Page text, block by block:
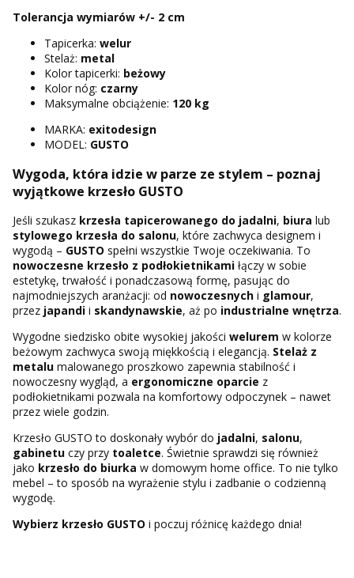
Tolerancja wymiarów +/- 2 cm
Tapicerka: welur
Stelaż: metal
Kolor tapicerki: beżowy
Kolor nóg: czarny
Maksymalne obciążenie: 120 kg
MARKA: exitodesign
MODEL: GUSTO
Wygoda, która idzie w parze ze stylem – poznaj
wyjątkowe krzesło GUSTO
Jeśli szukasz krzesła tapicerowanego do jadalni, biura lub
stylowego krzesła do salonu, które zachwyca designem i
wygodą – GUSTO spełni wszystkie Twoje oczekiwania. To
nowoczesne krzesło z podłokietnikami łączy w sobie
estetykę, trwałość i ponadczasową formę, pasując do
najmodniejszych aranżacji: od nowoczesnych i glamour,
przez japandi i skandynawskie, aż po industrialne wnętrza.
Wygodne siedzisko obite wysokiej jakości welurem w kolorze
beżowym zachwyca swoją miękkością i elegancją. Stelaż z
metalu malowanego proszkowo zapewnia stabilność i
nowoczesny wygląd, a ergonomiczne oparcie z
podłokietnikami pozwala na komfortowy odpoczynek – nawet
przez wiele godzin.
Krzesło GUSTO to doskonały wybór do jadalni, salonu,
gabinetu czy przy toaletce. Świetnie sprawdzi się również
jako krzesło do biurka w domowym home office. To nie tylko
mebel – to sposób na wyrażenie stylu i zadbanie o codzienną
wygodę.
Wybierz krzesło GUSTO i poczuj różnicę każdego dnia!